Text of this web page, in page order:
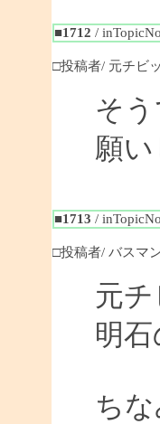
■1712 /
□投稿者/ 元チビ
そ
願い
■1713 /
□投稿者/ バスマ
元
明
ち